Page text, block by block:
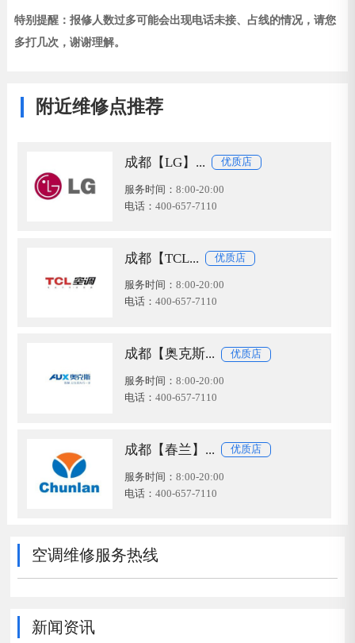
特别提醒：报修人数过多可能会出现电话未接、占线的情况，请您
多打几次，谢谢理解。
附近维修点推荐
成都【LG】... 优质店
服务时间： 8:00-20:00
电话： 400-657-7110
成都【TCL... 优质店
服务时间： 8:00-20:00
电话： 400-657-7110
成都【奥克斯... 优质店
服务时间： 8:00-20:00
电话： 400-657-7110
成都【春兰】... 优质店
服务时间： 8:00-20:00
电话： 400-657-7110
空调维修服务热线
新闻资讯